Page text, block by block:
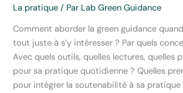
La pratique / Par Lab Green Guidance
Comment aborder la green guidance
tout juste à s’y intéresser ? Par quels
Avec quels outils, quelles lectures, quelles
pour sa pratique quotidienne ? Quelles
pour intégrer la soutenabilité à sa pratique